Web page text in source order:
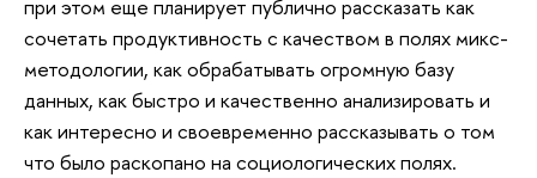
при этом еще планирует публично рассказать как
сочетать продуктивность с качеством в полях микс-
методологии, как обрабатывать огромную базу
данных, как быстро и качественно анализировать и
как интересно и своевременно рассказывать о том
что было раскопано на социологических полях.